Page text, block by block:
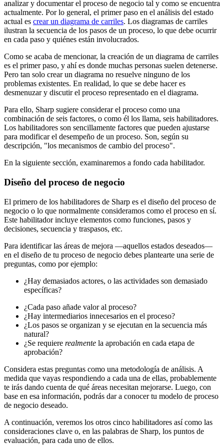
analizar y documentar el proceso de negocio tal y como se encuentra
actualmente. Por lo general, el primer paso en el análisis del estado
actual es crear un diagrama de carriles. Los diagramas de carriles
ilustran la secuencia de los pasos de un proceso, lo que debe ocurrir
en cada paso y quiénes están involucrados.
Como se acaba de mencionar, la creación de un diagrama de carriles
es el primer paso, y ahí es donde muchas personas suelen detenerse.
Pero tan solo crear un diagrama no resuelve ninguno de los
problemas existentes. En realidad, lo que se debe hacer es
desmenuzar y discutir el proceso representado en el diagrama.
Para ello, Sharp sugiere considerar el proceso como una
combinación de seis factores, o como él los llama, seis habilitadores.
Los habilitadores son sencillamente factores que pueden ajustarse
para modificar el desempeño de un proceso. Son, según su
descripción, "los mecanismos de cambio del proceso".
En la siguiente sección, examinaremos a fondo cada habilitador.
Diseño del proceso de negocio
El primero de los habilitadores de Sharp es el diseño del proceso de
negocio o lo que normalmente consideramos como el proceso en sí.
Este habilitador incluye elementos como funciones, pasos y
decisiones, secuencia y traspasos, etc.
Para identificar las áreas de mejora —aquellos estados deseados—
en el diseño de tu proceso de negocio debes plantearte una serie de
preguntas, como por ejemplo:
¿Hay demasiados actores, o las actividades son demasiado
específicas?
¿Cada paso añade valor al proceso?
¿Hay intermediarios innecesarios en el proceso?
¿Los pasos se organizan y se ejecutan en la secuencia más
natural?
¿Se requiere realmente la aprobación en cada etapa de
aprobación?
Considera estas preguntas como una metodología de análisis. A
medida que vayas respondiendo a cada una de ellas, probablemente
te irás dando cuenta de qué áreas necesitan mejorarse. Luego, con
base en esa información, podrás dar a conocer tu modelo de proceso
de negocio deseado.
A continuación, veremos los otros cinco habilitadores así como las
consideraciones clave o, en las palabras de Sharp, los puntos de
evaluación, para cada uno de ellos.